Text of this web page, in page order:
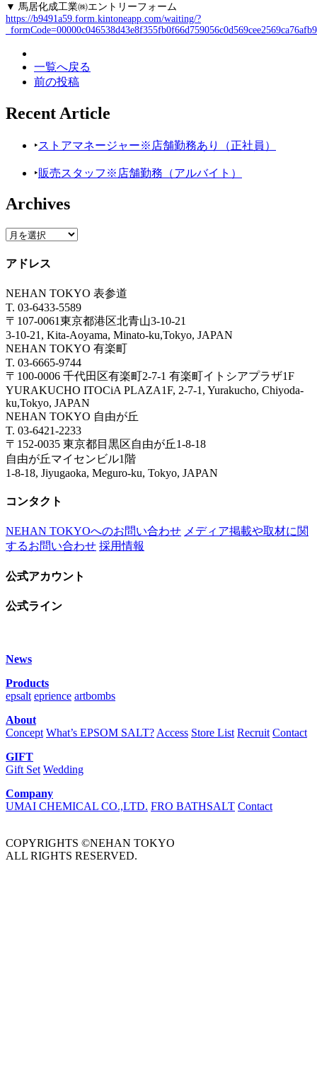
▼ 馬居化成工業㈱エントリーフォーム
https://b9491a59.form.kintoneapp.com/waiting/?
一覧へ戻る
前の投稿
Recent Article
‣ストアマネージャー※店舗勤務あり（正社員）
‣販売スタッフ※店舗勤務（アルバイト）
Archives
アドレス
NEHAN TOKYO 表参道
T. 03-6433-5589
〒107-0061東京都港区北青山3-10-21
3-10-21, Kita-Aoyama, Minato-ku,Tokyo, JAPAN
NEHAN TOKYO 有楽町
T. 03-6665-9744
〒100-0006 千代田区有楽町2-7-1 有楽町イトシアプラザ1F
YURAKUCHO ITOCiA PLAZA1F, 2-7-1, Yurakucho, Chiyoda-
ku,Tokyo, JAPAN
NEHAN TOKYO 自由が丘
T. 03-6421-2233
〒152-0035 東京都目黒区自由が丘1-8-18
自由が丘マイセンビル1階
1-8-18, Jiyugaoka, Meguro-ku, Tokyo, JAPAN
コンタクト
NEHAN TOKYOへのお問い合わせ メディア掲載や取材に関
するお問い合わせ 採用情報
公式アカウント
公式ライン
News
Products
epsalt eprience artbombs
About
Concept What’s EPSOM SALT? Access Store List Recruit Contact
GIFT
Gift Set Wedding
Company
UMAI CHEMICAL CO.,LTD. FRO BATHSALT Contact
COPYRIGHTS ©NEHAN TOKYO
ALL RIGHTS RESERVED.